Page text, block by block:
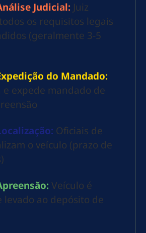
Judicial: Juiz
os requisitos legais
(geralmente 3-5
do Mandado:
e expede mandado de
Oficiais de
o veículo (prazo de
Veículo é
levado ao depósito de